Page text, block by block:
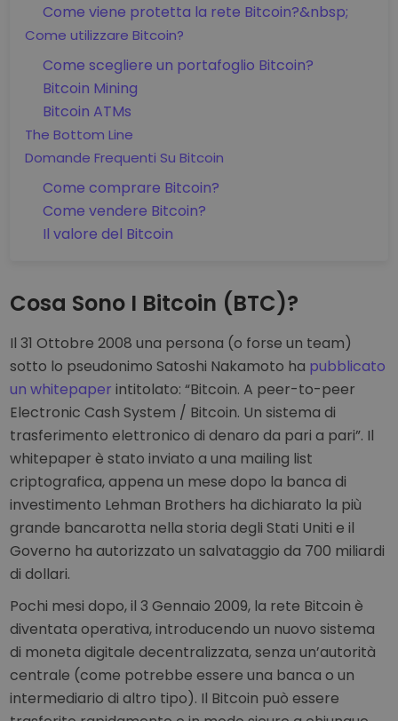
Come viene protetta la rete Bitcoin?&nbsp;
Come utilizzare Bitcoin?
Come scegliere un portafoglio Bitcoin?
Bitcoin Mining
Bitcoin ATMs
The Bottom Line
Domande Frequenti Su Bitcoin
Come comprare Bitcoin?
Come vendere Bitcoin?
Il valore del Bitcoin
Cosa Sono I Bitcoin (BTC)?
Il 31 Ottobre 2008 una persona (o forse un team)
sotto lo pseudonimo Satoshi Nakamoto ha pubblicato
un whitepaper intitolato: “Bitcoin. A peer-to-peer
Electronic Cash System / Bitcoin. Un sistema di
trasferimento elettronico di denaro da pari a pari”. Il
whitepaper è stato inviato a una mailing list
criptografica, appena un mese dopo la banca di
investimento Lehman Brothers ha dichiarato la più
grande bancarotta nella storia degli Stati Uniti e il
Governo ha autorizzato un salvataggio da 700 miliardi
di dollari.
Pochi mesi dopo, il 3 Gennaio 2009, la rete Bitcoin è
diventata operativa, introducendo un nuovo sistema
di moneta digitale decentralizzata, senza un’autorità
centrale (come potrebbe essere una banca o un
intermediario di altro tipo). Il Bitcoin può essere